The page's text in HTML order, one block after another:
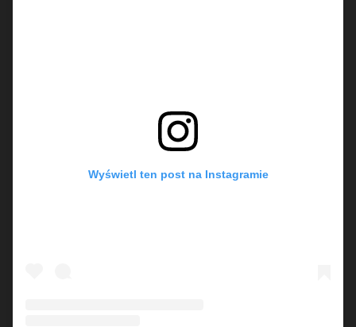
Wyświetl ten post na Instagramie